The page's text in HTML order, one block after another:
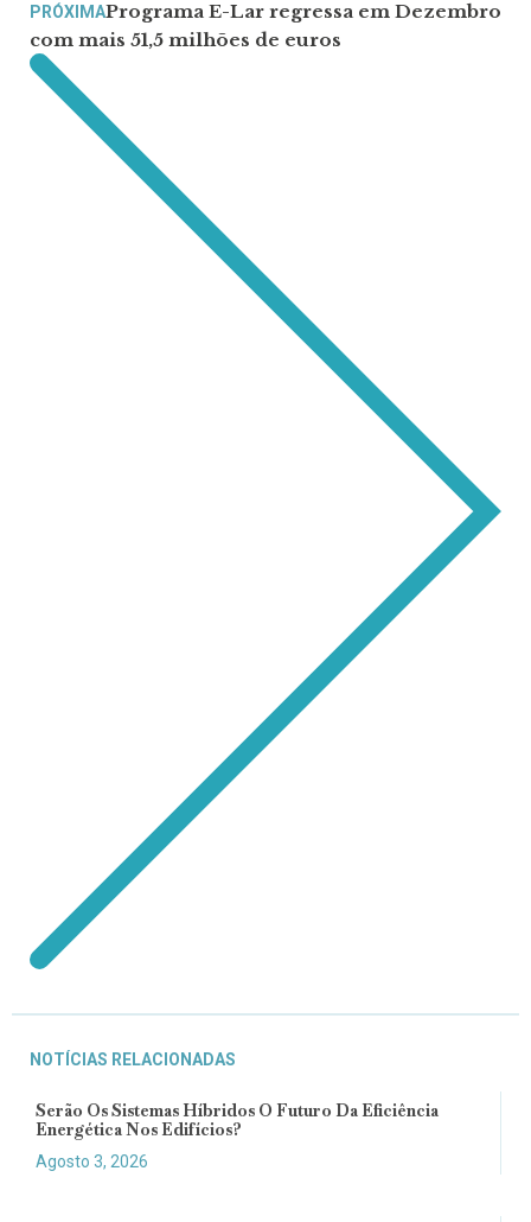
PRÓXIMAPrograma E-Lar regressa em Dezembro
com mais 51,5 milhões de euros
NOTÍCIAS RELACIONADAS
Serão Os Sistemas Híbridos O Futuro Da Eficiência
Energética Nos Edifícios?
Agosto 3, 2026